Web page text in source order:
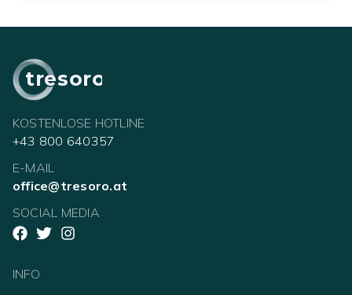
tresoro
KOSTENLOSE HOTLINE
+43 800 640357
E-MAIL
office@tresoro.at
SOCIAL MEDIA
INFO